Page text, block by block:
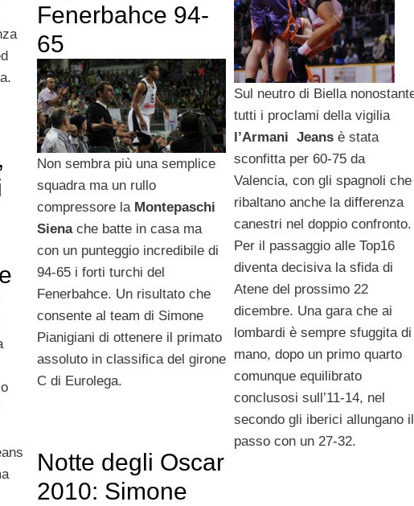
Sul neutro di Biella
tutti i proclami della vigilia
l’Armani Jeansè stata
sconfitta per 60-75 da
Valencia, con gli spagnoli che
ribaltano anche la differenza
canestri nel doppio confronto.
Per il passaggio alle Top16
diventa decisiva la sfida di
Atene del prossimo 22
dicembre. Una gara che ai
lombardi è sempre sfuggita di
mano, dopo un primo quarto
comunque equilibrato
conclusosi sull’11-14, nel
secondo gli iberici allungano il
passo con un 27-32.
Fenerbahce 94-
65
Non sembra più una semplice
squadra ma un rullo
compressore la Montepaschi
Sienache batte in casa ma
con un punteggio incredibile di
94-65 i forti turchi del
Fenerbahce. Un risultato che
consente al team di Simone
Pianigiani di ottenere il primato
assoluto in classifica del girone
C di Eurolega.
Notte degli Oscar
2010: Simone